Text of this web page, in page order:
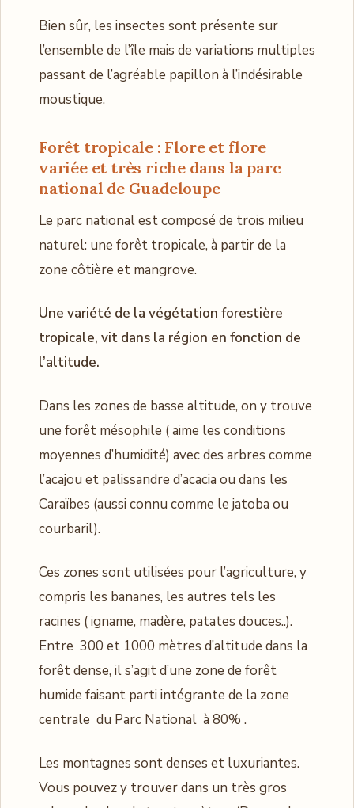
Bien sûr, les insectes sont présente sur
l’ensemble de l’île mais de variations multiples
passant de l’agréable papillon à l’indésirable
moustique.
Forêt tropicale : Flore et flore
variée et très riche dans la parc
national de Guadeloupe
Le parc national est composé de trois milieu
naturel: une forêt tropicale, à partir de la
zone côtière et mangrove.
Une variété de la végétation forestière
tropicale, vit dans la région en fonction de
l’altitude.
Dans les zones de basse altitude, on y trouve
une forêt mésophile ( aime les conditions
moyennes d’humidité) avec des arbres comme
l’acajou et palissandre d’acacia ou dans les
Caraïbes (aussi connu comme le jatoba ou
courbaril).
Ces zones sont utilisées pour l’agriculture, y
compris les bananes, les autres tels les
racines ( igname, madère, patates douces..).
Entre 300 et 1000 mètres d’altitude dans la
forêt dense, il s’agit d’une zone de forêt
humide faisant parti intégrante de la zone
centrale du Parc National à 80% .
Les montagnes sont denses et luxuriantes.
Vous pouvez y trouver dans un très gros